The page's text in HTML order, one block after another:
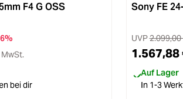
F4 G OSS
MwSt.
bei dir
Sony FE
UVP2.099,00
1.567,88
Auf Lager
In 1-3